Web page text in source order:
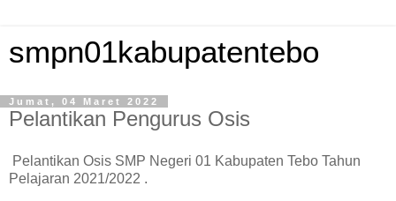
smpn01kabupatentebo
Jumat, 04 Maret 2022
Pelantikan Pengurus Osis
Pelantikan Osis SMP Negeri 01 Kabupaten Tebo Tahun
Pelajaran 2021/2022 .